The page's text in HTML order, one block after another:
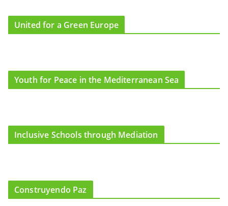
United for a Green Europe
Youth for Peace in the Mediterranean Sea
Inclusive Schools through Mediation
Construyendo Paz